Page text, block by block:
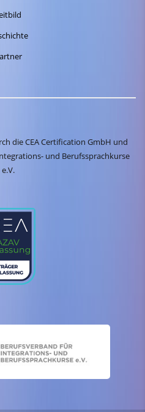
die CEA Certification GmbH und
und Berufssprachkurse
e.V.